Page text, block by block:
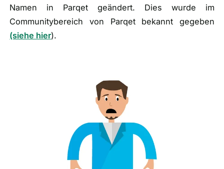
Namen in Parqet geändert. Dies wurde im
Communitybereich von Parqet bekannt gegeben
(siehe hier).